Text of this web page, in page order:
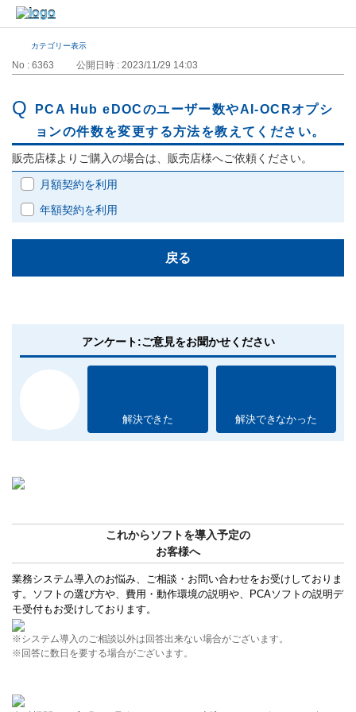
カテゴリー表示
No : 6363 公開日時 : 2023/11/29 14:03
PCA Hub eDOCのユーザー数やAI-OCRオプシ
ョンの件数を変更する方法を教えてください。
販売店様よりご購入の場合は、販売店様へご依頼ください。
月額契約を利用
年額契約を利用
戻る
アンケート:ご意見をお聞かせください
解決できた 解決できなかった
これからソフトを導入予定の
お客様へ
業務システム導入のお悩み、ご相談・お問い合わせをお受けしておりま
す。ソフトの選び方や、費用・動作環境の説明や、PCAソフトの説明デ
モ受付もお受けしております。
※システム導入のご相談以外は回答出来ない場合がございます。
※回答に数日を要する場合がございます。